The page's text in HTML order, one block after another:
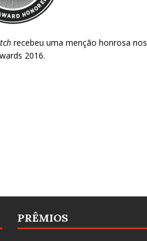
recebeu uma menção honrosa nos
2016.
PRÊMIOS